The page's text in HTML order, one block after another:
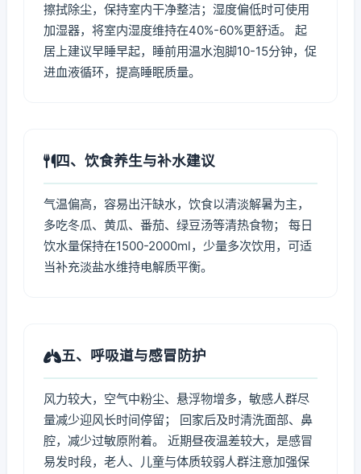
擦拭除尘，保持室内干净整洁；湿度偏低时可使用
加湿器，将室内湿度维持在40%-60%更舒适。 起
居上建议早睡早起，睡前用温水泡脚10-15分钟，促
进血液循环，提高睡眠质量。
四、饮食养生与补水建议
气温偏高，容易出汗缺水，饮食以清淡解暑为主，
多吃冬瓜、黄瓜、番茄、绿豆汤等清热食物； 每日
饮水量保持在1500-2000ml，少量多次饮用，可适
当补充淡盐水维持电解质平衡。
五、呼吸道与感冒防护
风力较大，空气中粉尘、悬浮物增多，敏感人群尽
量减少迎风长时间停留； 回家后及时清洗面部、鼻
腔，减少过敏原附着。 近期昼夜温差较大，是感冒
易发时段，老人、儿童与体质较弱人群注意加强保